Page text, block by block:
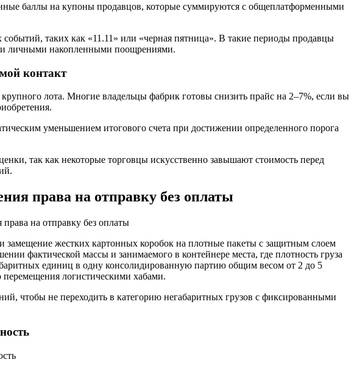
баллы на купоны продавцов, которые суммируются с общеплатформенными
таких как «11.11» или «черная пятница». В такие периоды продавцы
личными накопленными поощрениями.
контакт
лота. Многие владельцы фабрик готовы снизить прайс на 2–7%, если вы
уменьшением итогового счета при достижении определенного порога
так как некоторые торговцы искусственно завышают стоимость перед
права на отправку без оплаты
жестких картонных коробок на плотные пакеты с защитным слоем
фактической массы и занимаемого в контейнере места, где плотность груза
единиц в одну консолидированную партию общим весом от 2 до 5
перемещения логистическими хабами.
чтобы не переходить в категорию негабаритных грузов с фиксированными